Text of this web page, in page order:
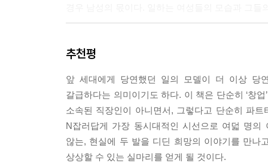
“우리는 한 명 한 명이 무척 중요한 조직이기 때
스타트업보다 개인주의 성향이 훨씬 강하다. 성
고, 그 사람이 끝까지 책임지고 실행하는 과정에
는 이유는 자신의 강점이 뭔지 알고 더 키우도록
을 제대로 하면 된다.” --- 「조소담 ‘닷페이스’ 대표
“내가 에누마에서 만든 교육용 애플리케이션이
성공적으로 자신의 일을 해나가는 여성들의 이야
두려움을 뚫고 나만의 일터를 스스로 만든 여성들
“누군가가 들려주는 구체적인 일의 서사는 지금
외롭지 않게 일할 수 있다. 그것이 더 많은 여
기록해야겠다고 결심한 이유이기도 하다.” (_프롤
추천평
앞 세대에게 당연했던 일의 모델이 더 이상 당
갈급하다는 의미이기도 하다. 이 책은 단순히 ‘창
소속된 직장인이 아니면서, 그렇다고 단순히 파
N잡러답게 가장 동시대적인 시선으로 여덟 명의
않는, 현실에 두 발을 디딘 희망의 이야기를 만나
상상할 수 있는 실마리를 얻게 될 것이다.